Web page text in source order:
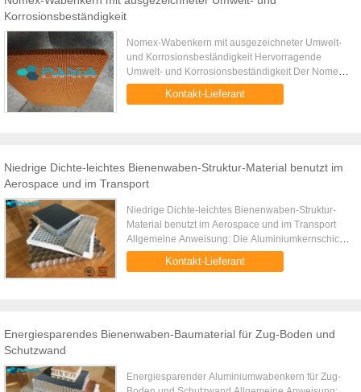
Korrosionsbeständigkeit
Nomex-Wabenkern mit ausgezeichneter Umwelt-
und Korrosionsbeständigkeit Hervorragende
Umwelt- und Korrosionsbeständigkeit Der Nomex
Honeycomb Core ist eine Verstärkungsschicht für
ein Verbundmaterial mit ...
Kontakt-Lieferant
Niedrige Dichte-leichtes Bienenwaben-Struktur-Material benutzt im
Aerospace und im Transport
Niedrige Dichte-leichtes Bienenwaben-Struktur-
Material benutzt im Aerospace und im Transport
Allgemeine Anweisung: Die Aluminiumkernschicht
der Bienenwabenplatte ist eine typische poröse
Struktur, also ist ...
Kontakt-Lieferant
Energiesparendes Bienenwaben-Baumaterial für Zug-Boden und
Schutzwand
Energiesparender Aluminiumwabenkern für Zug-